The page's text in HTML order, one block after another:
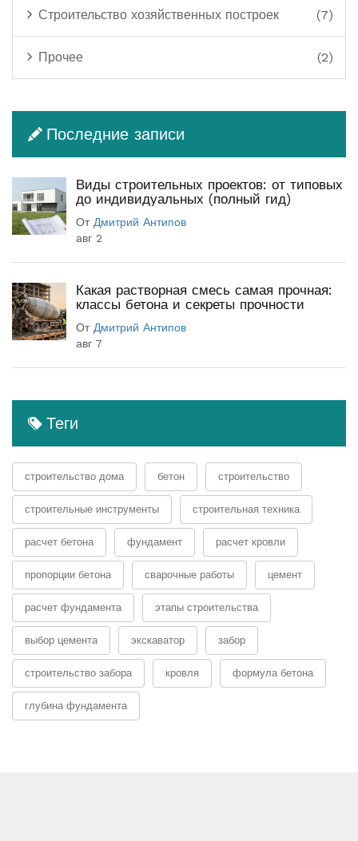
Строительство хозяйственных построек (7)
Прочее (2)
Последние записи
Виды строительных проектов: от типовых
до индивидуальных (полный гид)
От Дмитрий Антипов
авг 2
Какая растворная смесь самая прочная:
классы бетона и секреты прочности
От Дмитрий Антипов
авг 7
Теги
строительство дома бетон строительство
строительные инструменты строительная техника
расчет бетона фундамент расчет кровли
пропорции бетона сварочные работы цемент
расчет фундамента этапы строительства
выбор цемента экскаватор забор
строительство забора кровля формула бетона
глубина фундамента